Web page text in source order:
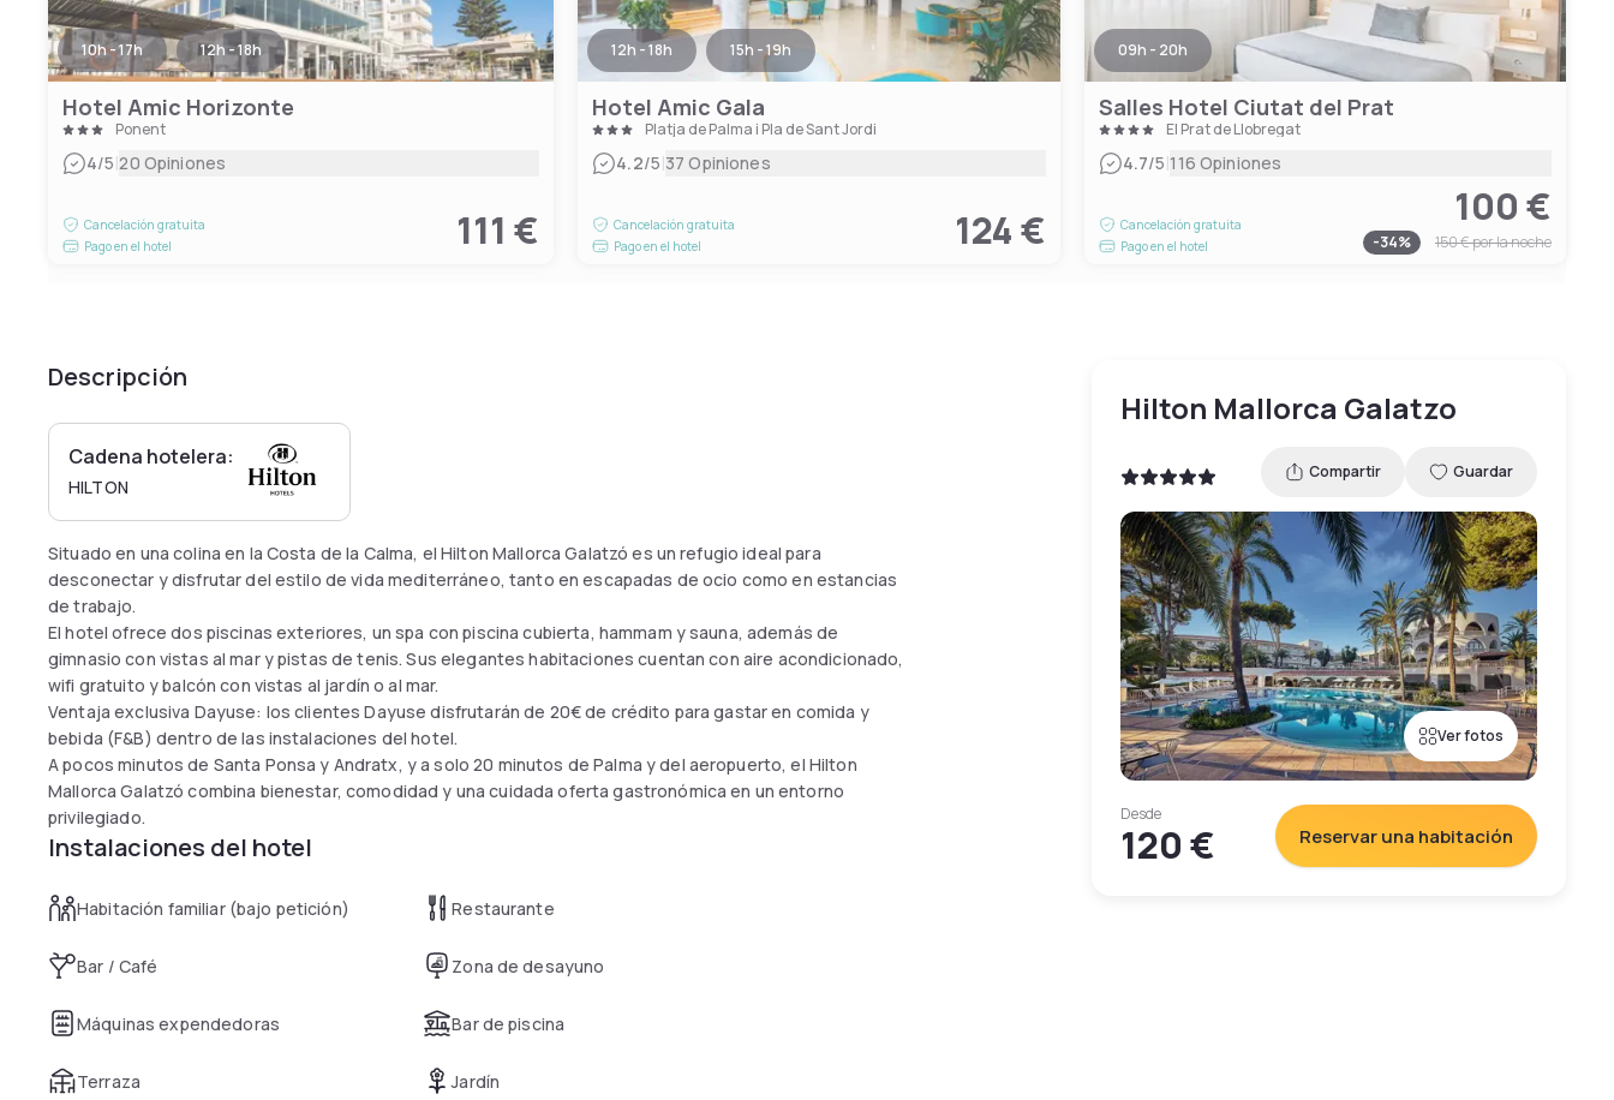
10h - 17h 12h - 18h
Hotel Amic Horizonte
Ponent
4/5|20 Opiniones
Cancelación gratuita
Pago en el hotel
111 €
12h - 18h 15h - 19h
Hotel Amic Gala
Platja de Palma i Pla de Sant Jordi
4.2/5|37 Opiniones
Cancelación gratuita
Pago en el hotel
124 €
09h - 20h
Salles Hotel Ciutat del Prat
El Prat de Llobregat
4.7/5|116 Opiniones
Cancelación gratuita
Pago en el hotel
100 €
-34% 150 €por la noche
Descripción
Cadena hotelera:
HILTON
Situado en una colina en la Costa de la Calma, el Hilton Mallorca Galatzó es un refugio ideal para
desconectar y disfrutar del estilo de vida mediterráneo, tanto en escapadas de ocio como en estancias
de trabajo.
El hotel ofrece dos piscinas exteriores, un spa con piscina cubierta, hammam y sauna, además de
gimnasio con vistas al mar y pistas de tenis. Sus elegantes habitaciones cuentan con aire acondicionado,
wifi gratuito y balcón con vistas al jardín o al mar.
Ventaja exclusiva Dayuse: los clientes Dayuse disfrutarán de 20€ de crédito para gastar en comida y
bebida (F&B) dentro de las instalaciones del hotel.
A pocos minutos de Santa Ponsa y Andratx, y a solo 20 minutos de Palma y del aeropuerto, el Hilton
Mallorca Galatzó combina bienestar, comodidad y una cuidada oferta gastronómica en un entorno
privilegiado.
Instalaciones del hotel
Habitación familiar (bajo petición) Restaurante
Bar / Café Zona de desayuno
Máquinas expendedoras Bar de piscina
Terraza Jardín
Hilton Mallorca Galatzo
Compartir Guardar
Ver fotos
Desde
120 € Reservar una habitación